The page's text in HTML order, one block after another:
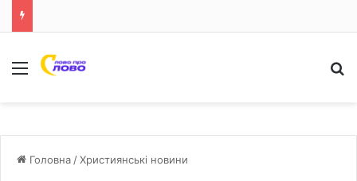
Меню
Головна /Християнські новини